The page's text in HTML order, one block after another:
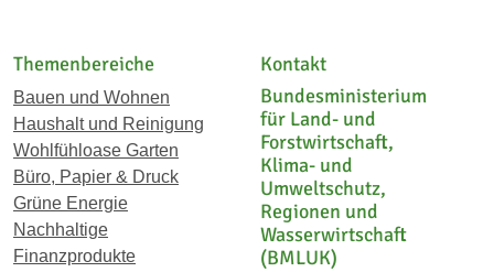
Themenbereiche
Bauen und Wohnen
Haushalt und Reinigung
Wohlfühloase Garten
Büro, Papier & Druck
Grüne Energie
Nachhaltige
Finanzprodukte
Kontakt
Bundesministerium
für Land- und
Forstwirtschaft,
Klima- und
Umweltschutz,
Regionen und
Wasserwirtschaft
(BMLUK)